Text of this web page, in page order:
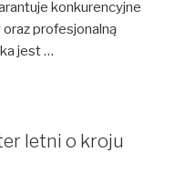
konkurencyjne
profesjonalną
jest …
letni o kroju